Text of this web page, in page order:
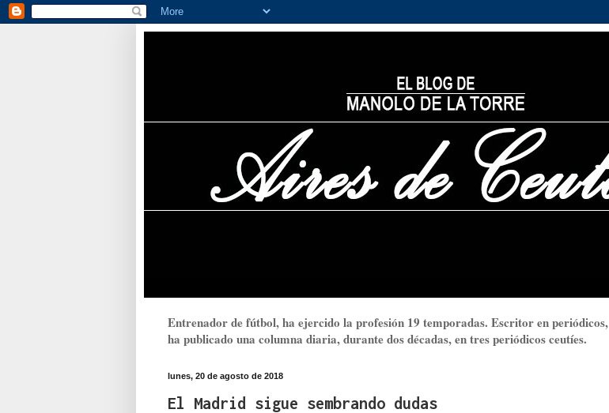
Entrenador de fútbol, ha ejercido la profesión 19 temporadas. Escritor en periódicos,
ha publicado una columna diaria, durante dos décadas, en tres periódicos ceutíes.
lunes, 20 de agosto de 2018
El Madrid sigue sembrando dudas